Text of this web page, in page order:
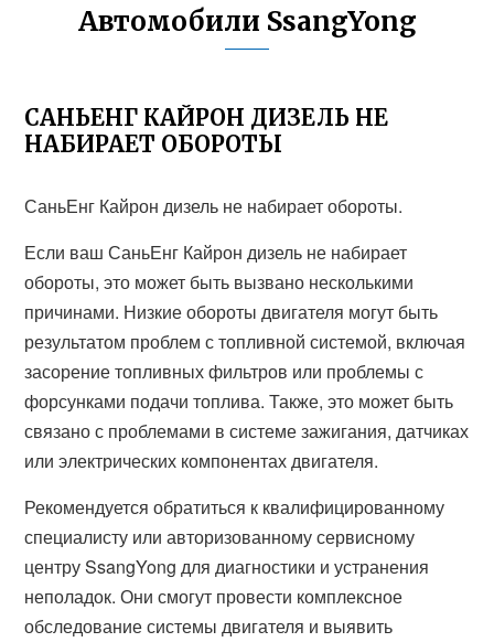
Автомобили SsangYong
САНЬЕНГ КАЙРОН ДИЗЕЛЬ НЕ
НАБИРАЕТ ОБОРОТЫ
СаньЕнг Кайрон дизель не набирает обороты.
Если ваш СаньЕнг Кайрон дизель не набирает
обороты, это может быть вызвано несколькими
причинами. Низкие обороты двигателя могут быть
результатом проблем с топливной системой, включая
засорение топливных фильтров или проблемы с
форсунками подачи топлива. Также, это может быть
связано с проблемами в системе зажигания, датчиках
или электрических компонентах двигателя.
Рекомендуется обратиться к квалифицированному
специалисту или авторизованному сервисному
центру SsangYong для диагностики и устранения
неполадок. Они смогут провести комплексное
обследование системы двигателя и выявить